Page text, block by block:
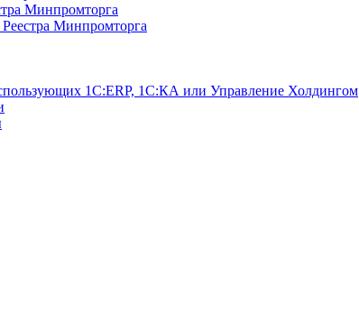
Минпромторга
Минпромторга
1C:ERP, 1С:КА или Управление Холдингом